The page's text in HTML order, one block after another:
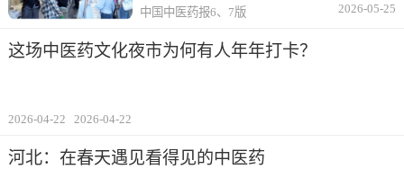
中国中医药报6、7版 2026-05-25
这场中医药文化夜市为何有人年年打卡？
2026-04-22 2026-04-22
河北：在春天遇见看得见的中医药